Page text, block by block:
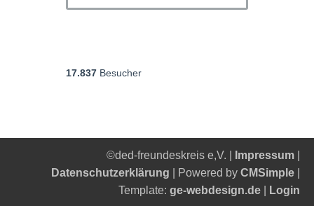
17.837 Besucher
©ded-freundeskreis e,V. | Impressum
Datenschutzerklärung | Powered by CMSimple
Template: ge-webdesign.de Login